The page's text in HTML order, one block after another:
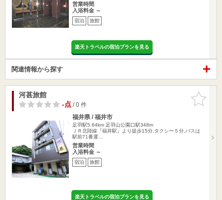
営業時間
入浴料金 ～
宿泊 旅館
楽天トラベルの宿泊プランを見る
関連情報から探す
お気に入
りに追加
河甚旅館
-点/ 0 件
福井県 / 福井市
足羽駅5.64km 足羽山公園口駅348m
ＪＲ北陸線『福井駅』より徒歩15分,タクシー５分,バスは
駅前71番運…
営業時間
入浴料金 ～
宿泊 旅館
楽天トラベルの宿泊プランを見る